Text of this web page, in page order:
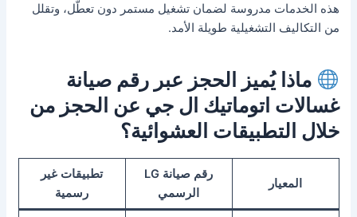
هذه الخدمات مدروسة لضمان تشغيل مستمر دون تعطّل، وتقلل
من التكاليف التشغيلية طويلة الأمد.
ماذا يُميز الحجز عبر رقم صيانة
غسالات اتوماتيك ال جي عن الحجز من
خلال التطبيقات العشوائية؟
المعيار
رقم صيانة LG
الرسمي
تطبيقات غير
رسمية